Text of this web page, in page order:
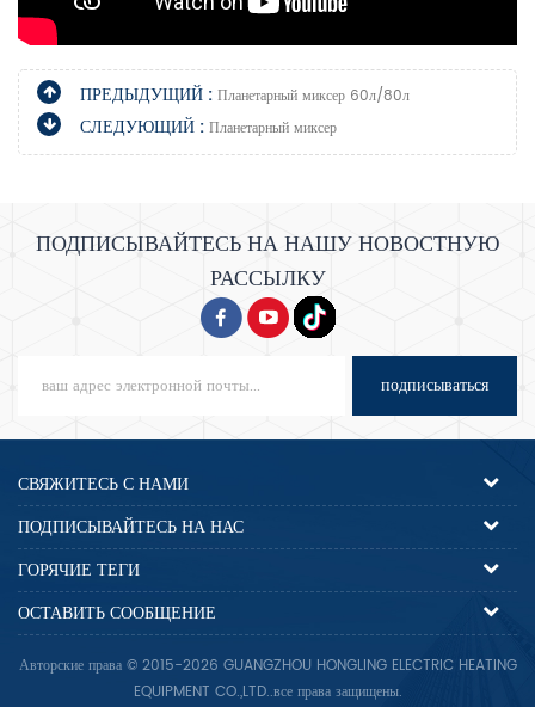
ПРЕДЫДУЩИЙ : Планетарный миксер 60л/80л
СЛЕДУЮЩИЙ : Планетарный миксер
ПОДПИСЫВАЙТЕСЬ НА НАШУ НОВОСТНУЮ
РАССЫЛКУ
подписываться
СВЯЖИТЕСЬ С НАМИ
ПОДПИСЫВАЙТЕСЬ НА НАС
ГОРЯЧИЕ ТЕГИ
ОСТАВИТЬ СООБЩЕНИЕ
Авторские права © 2015-2026 GUANGZHOU HONGLING ELECTRIC HEATING
EQUIPMENT CO.,LTD..все права защищены.